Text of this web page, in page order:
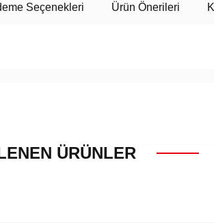
Seçenekleri Ürün Önerileri
ÜRÜNLER